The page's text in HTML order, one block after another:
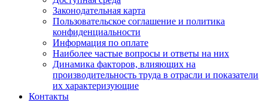
Законодательная карта
Пользовательское соглашение и политика
конфиденциальности
Информация по оплате
Наиболее частые вопросы и ответы на них
Динамика факторов, влияющих на
производительность труда в отрасли и показатели
их характеризующие
Контакты